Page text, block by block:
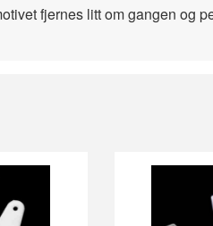
fjernes litt om gangen og